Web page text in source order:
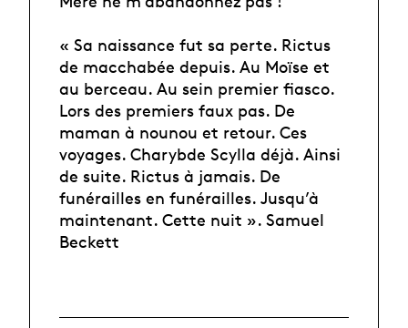
« Sa naissance fut sa perte. Rictus
de macchabée depuis. Au Moïse et
au berceau. Au sein premier fiasco.
Lors des premiers faux pas. De
maman à nounou et retour. Ces
voyages. Charybde Scylla déjà. Ainsi
de suite. Rictus à jamais. De
funérailles en funérailles. Jusqu’à
maintenant. Cette nuit ». Samuel
Beckett